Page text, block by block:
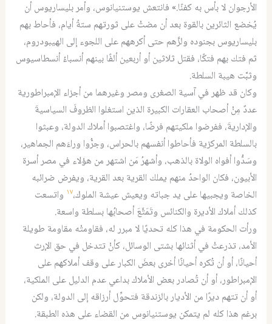
الأرجوان لا بأس به كفنًا.» فانتعش يوستنيانوس، وأمر بليساريوس أن
يُخضع الثائرين بالقوة بعد أن مضتْ على ثورتهم ستةُ أيام، فأحاط بهم
بليساريوس بجنوده ولزَّهم حتى أكرههم على اللجوء إلى الهيبودروم،
ثم فتك بهم فتكًا، فقتل ثلاثين أو أربعين ألفًا بينهم أنسباءُ أنسطاسيوس
وثبَّت هيبة السلطة.
وكان قد ظهر في آسية الصغرى ومصر وغيرهما من أجزاء الإمبراطورية
عددٌ مِنْ أصحاب العقارات الكبيرة الذين استغلوا الظروفَ السياسيةَ
والإداريةَ، ففرضوا ملكيتهم فرضًا، واغتصبوا أملاك الدولة، وعبثوا
بالسلطة المركزية فأحاطوا أنفسهم بالحراس، وجرُّوا وراءَهم الجماهير،
وسَدُّوا أفواه الولاة بالذهب، وأشهرُ مَن اشتهر من هؤلاء في مصر أسرة
الأبيون، فكان الواحدُ منهم يملك القرية بعد القرية، ويفرض ضرائبه
الخاصة ويجبيها على يد جباته ويعيش عيشة الملوك،١٧ واتسعت
كذلك أملاك الأديرة والكنائس وتَمَتَّعَ أصحابُها بسلطة واسعة.
ورأت الحكومة في هذا كله تحديًا لا مبرر له، فقاومتْه مقاومة طويلة
الأمد، تذرعتْ في أثنائها بشتى الوسائل، كأنْ تتدخل في حق الإرث
أحيانًا، أو أن تُكره أحيانًا أخرى بعضَ الكبار على وقف أملاكهم على
الإمبراطور، أو أن تُصادر بعض الأملاك بداعي عدم الدليل على الملكية،
أو أن تتهم ديرًا من الأديار بالزندقة فتحوِّل أرزاقه إلى الدولة، ولكن
برغم هذا كله لم يتمكن يوستنيانوس من القضاء على هذه الطبقة.